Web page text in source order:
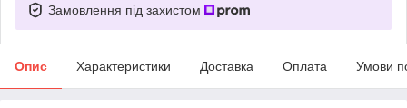
Замовлення під захистом
Опис Характеристики Доставка Оплата Умови